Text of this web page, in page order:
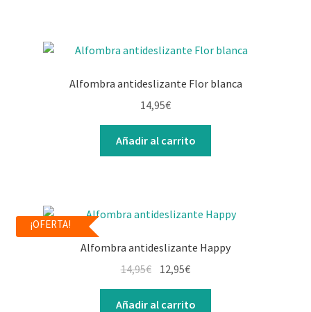
Alfombra antideslizante Flor blanca
14,95€
Añadir al carrito
¡OFERTA!
Alfombra antideslizante Happy
14,95€ 12,95€
Añadir al carrito